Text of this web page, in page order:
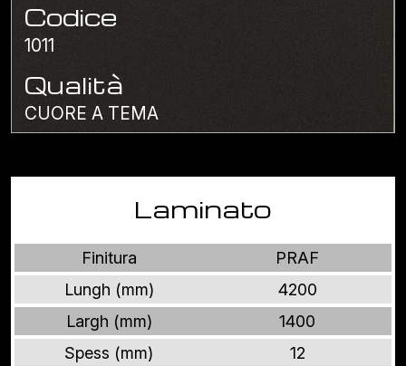
Codice
1011
Qualità
CUORE A TEMA
Laminato
Finitura
PRAF
Lungh (mm)
4200
Largh (mm)
1400
Spess (mm)
12